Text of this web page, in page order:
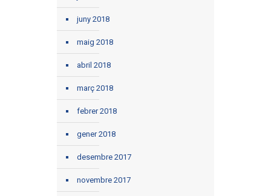
juny 2018
maig 2018
abril 2018
març 2018
febrer 2018
gener 2018
desembre 2017
novembre 2017